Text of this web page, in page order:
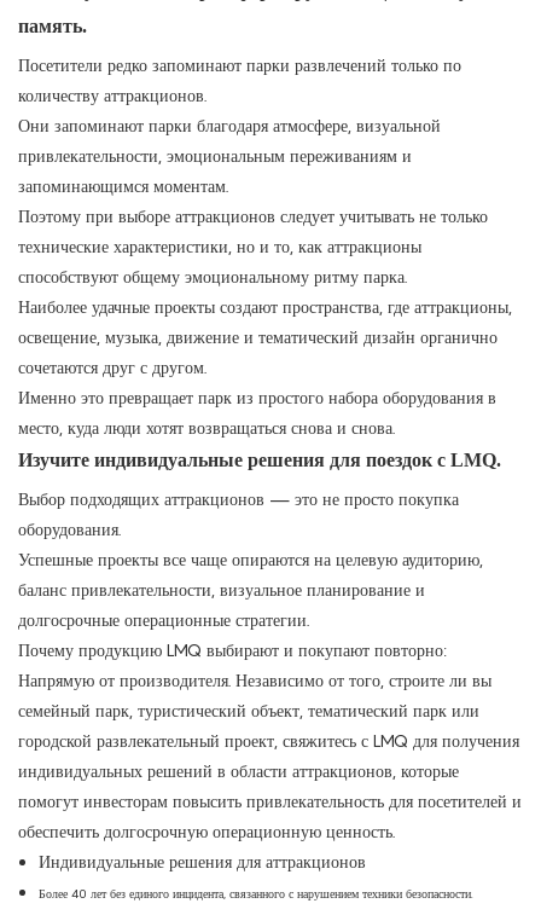
память.
Посетители редко запоминают парки развлечений только по
количеству аттракционов.
Они запоминают парки благодаря атмосфере, визуальной
привлекательности, эмоциональным переживаниям и
запоминающимся моментам.
Поэтому при выборе аттракционов следует учитывать не только
технические характеристики, но и то, как аттракционы
способствуют общему эмоциональному ритму парка.
Наиболее удачные проекты создают пространства, где аттракционы,
освещение, музыка, движение и тематический дизайн органично
сочетаются друг с другом.
Именно это превращает парк из простого набора оборудования в
место, куда люди хотят возвращаться снова и снова.
Изучите индивидуальные решения для поездок с LMQ.
Выбор подходящих аттракционов — это не просто покупка
оборудования.
Успешные проекты все чаще опираются на целевую аудиторию,
баланс привлекательности, визуальное планирование и
долгосрочные операционные стратегии.
Почему продукцию LMQ выбирают и покупают повторно:
Напрямую от производителя. Независимо от того, строите ли вы
семейный парк, туристический объект, тематический парк или
городской развлекательный проект, свяжитесь с LMQ для получения
индивидуальных решений в области аттракционов, которые
помогут инвесторам повысить привлекательность для посетителей и
обеспечить долгосрочную операционную ценность.
Индивидуальные решения для аттракционов
Более 40 лет без единого инцидента, связанного с нарушением техники безопасности.